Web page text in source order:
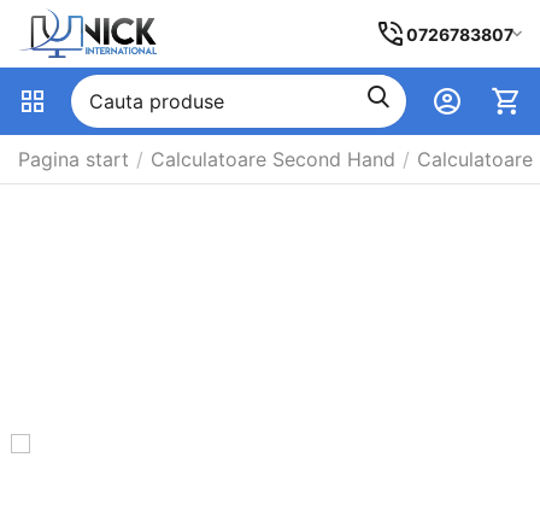
0726783807
Pagina start / Calculatoare Second Hand / Calculatoare